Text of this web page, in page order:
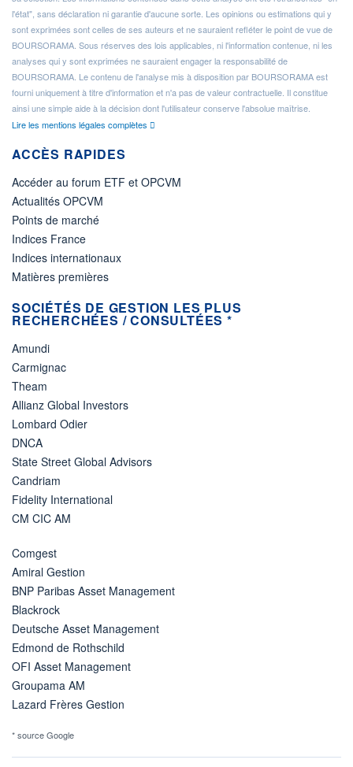
l'état", sans déclaration ni garantie d'aucune sorte. Les opinions ou estimations qui y
sont exprimées sont celles de ses auteurs et ne sauraient refléter le point de vue de
BOURSORAMA. Sous réserves des lois applicables, ni l'information contenue, ni les
analyses qui y sont exprimées ne sauraient engager la responsabilité de
BOURSORAMA. Le contenu de l'analyse mis à disposition par BOURSORAMA est
fourni uniquement à titre d'information et n'a pas de valeur contractuelle. Il constitue
ainsi une simple aide à la décision dont l'utilisateur conserve l'absolue maîtrise.
Lire les mentions légales complètes
ACCÈS RAPIDES
Accéder au forum ETF et OPCVM
Actualités OPCVM
Points de marché
Indices France
Indices internationaux
Matières premières
SOCIÉTÉS DE GESTION LES PLUS
RECHERCHÉES / CONSULTÉES *
Amundi
Carmignac
Theam
Allianz Global Investors
Lombard Odier
DNCA
State Street Global Advisors
Candriam
Fidelity International
CM CIC AM
Comgest
Amiral Gestion
BNP Paribas Asset Management
Blackrock
Deutsche Asset Management
Edmond de Rothschild
OFI Asset Management
Groupama AM
Lazard Frères Gestion
* source Google